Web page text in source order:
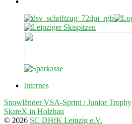
Internes
Snowländer VSA-Sprint / Junior Trophy
SkateX in Holzhau
© 2026 SC DHfK Leipzig e.V.